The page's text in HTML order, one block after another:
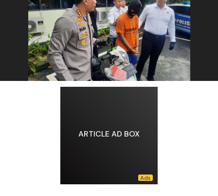
ARTICLE AD BOX